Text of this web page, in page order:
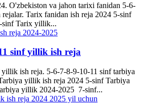
O'zbekiston va jahon tarixi fanidan 5-6-
Tarix fanidan ish reja 2024 5-sinf
Tarix yillik...
sinf yillik ish reja
ish reja. 5-6-7-8-9-10-11 sinf tarbiya
yillik ish reja 2024 5-sinf Tarbiya
yillik 2024-2025 7-sinf...